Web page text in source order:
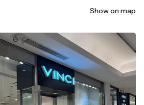
Show on map